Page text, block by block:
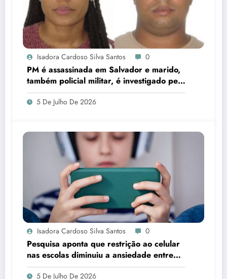
Isadora Cardoso Silva Santos 0
PM é assassinada em Salvador e marido,
também policial militar, é investigado pelo
crime
5 De Julho De 2026
Isadora Cardoso Silva Santos 0
Pesquisa aponta que restrição ao celular
nas escolas diminuiu a ansiedade entre
estudantes
5 De Julho De 2026